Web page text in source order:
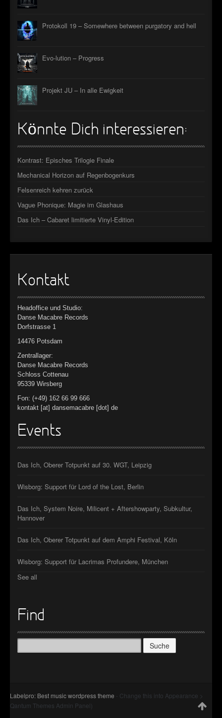
Protokoll 19 – Somewhere between purgatory and hell
Evo-lution – Progress
Projekt JU – In alle Ewigkeit
Könnte Dich interessieren:
Kontrast: Episches Trilogie Finale
Mechanical Horizon auf Regenbogenkurs
Felsenreich kehren zurück
Vague Phonique: Magie im Glashaus
Das Ich – Cabaret limitierte Vinyl-Edition
Kontakt
Headoffice und Studio:
Danse Macabre Records
Dorfstrasse 1
14476 Potsdam
Zentrallager:
Danse Macabre Records
Schloss Cottenau
95339 Wirsberg
Fon: (+49) 162 66 99 666
kontakt [at] dansemacabre [dot] de
Events
Das Ich, Oberer Totpunkt auf 30. WGT, Leipzig
Wisborg: Support für Lord of the Lost, Berlin
Das Ich, System Noire, Milicent + Aftershowparty, Subkultur,
Hannover
Das Ich, Oberer Totpunkt auf dem Amphi Festival, Köln
Wisborg: Support für Lacrimas Profundere, München
See all
Find
Suche
nach:
Labelpro: Best music wordpress theme - Change this into Appearance >
Qantum Themes Admin Panel)